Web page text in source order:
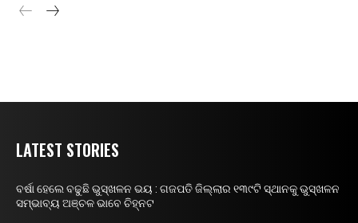
LATEST STORIES
ବର୍ଷା ହେଲେ ବଢୁଛି ଭୁସ୍ଖଳନ ଭୟ : ଗଜପତି ଜିଲ୍ଲାର ୧୩୯ଟି ସ୍ଥାନକୁ ଭୁସ୍ଖଳନ
ସମ୍ଭାବ୍ୟ ଅଞ୍ଚଳ ଭାବେ ଚିହ୍ନଟ